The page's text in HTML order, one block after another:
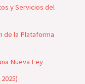
y Servicios del
de la Plataforma
Nueva Ley